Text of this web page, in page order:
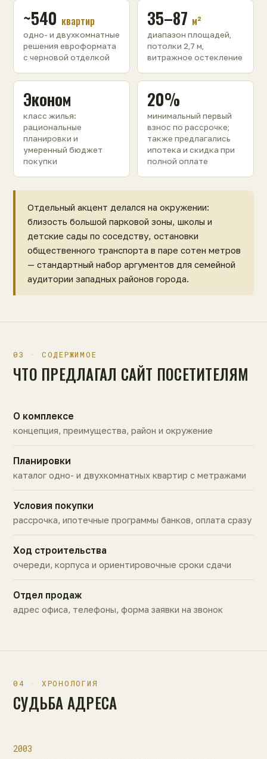
~540 квартир
одно- и двухкомнатные
решения евроформата
с черновой отделкой
35–87 м²
диапазон площадей,
потолки 2,7 м,
витражное остекление
Эконом
класс жилья:
рациональные
планировки и
умеренный бюджет
покупки
20%
минимальный первый
взнос по рассрочке;
также предлагались
ипотека и скидка при
полной оплате
Отдельный акцент делался на окружении:
близость большой парковой зоны, школы и
детские сады по соседству, остановки
общественного транспорта в паре сотен метров
— стандартный набор аргументов для семейной
аудитории западных районов города.
03 · СОДЕРЖИМОЕ
ЧТО ПРЕДЛАГАЛ САЙТ ПОСЕТИТЕЛЯМ
О комплексе
концепция, преимущества, район и окружение
Планировки
каталог одно- и двухкомнатных квартир с метражами
Условия покупки
рассрочка, ипотечные программы банков, оплата сразу
Ход строительства
очереди, корпуса и ориентировочные сроки сдачи
Отдел продаж
адрес офиса, телефоны, форма заявки на звонок
04 · ХРОНОЛОГИЯ
СУДЬБА АДРЕСА
2003